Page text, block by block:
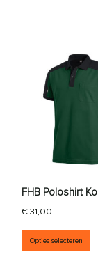
meerdere
FHB Poloshirt
€31,00
Opties selecteren